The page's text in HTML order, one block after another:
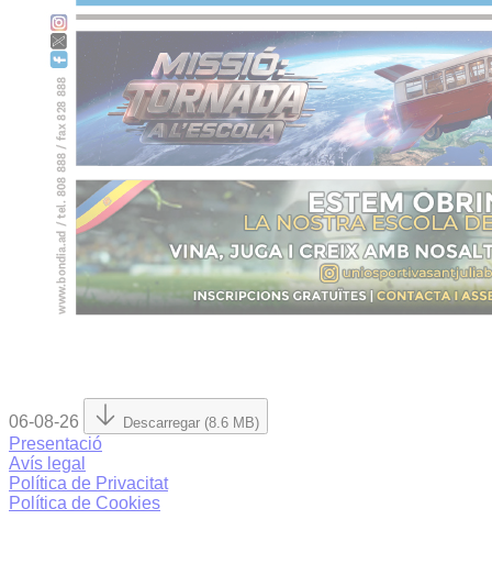
06-08-26 Descarregar (8.6 MB)
Presentació
Avís legal
Política de Privacitat
Política de Cookies